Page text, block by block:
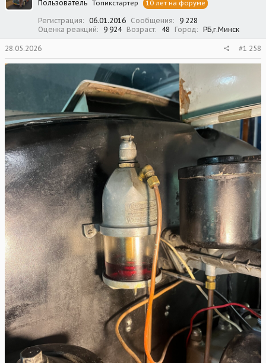
и
Пользователь Топикстартер 10 лет на форуме
Регистрация 06.01.2016 Сообщения
9 228
Оценка реакций
9 924 Возраст 48 Город РБ,г.Минск
28.05.2026 #1 258